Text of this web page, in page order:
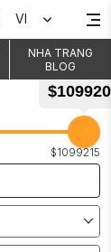
VI
NHA TRANG
BLOG
$1099215